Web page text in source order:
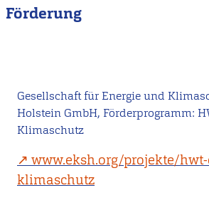
Förderung
Gesellschaft für Energie und
Holstein GmbH, Förderprogramm:
Klimaschutz
www.eksh.org/projekte/
klimaschutz